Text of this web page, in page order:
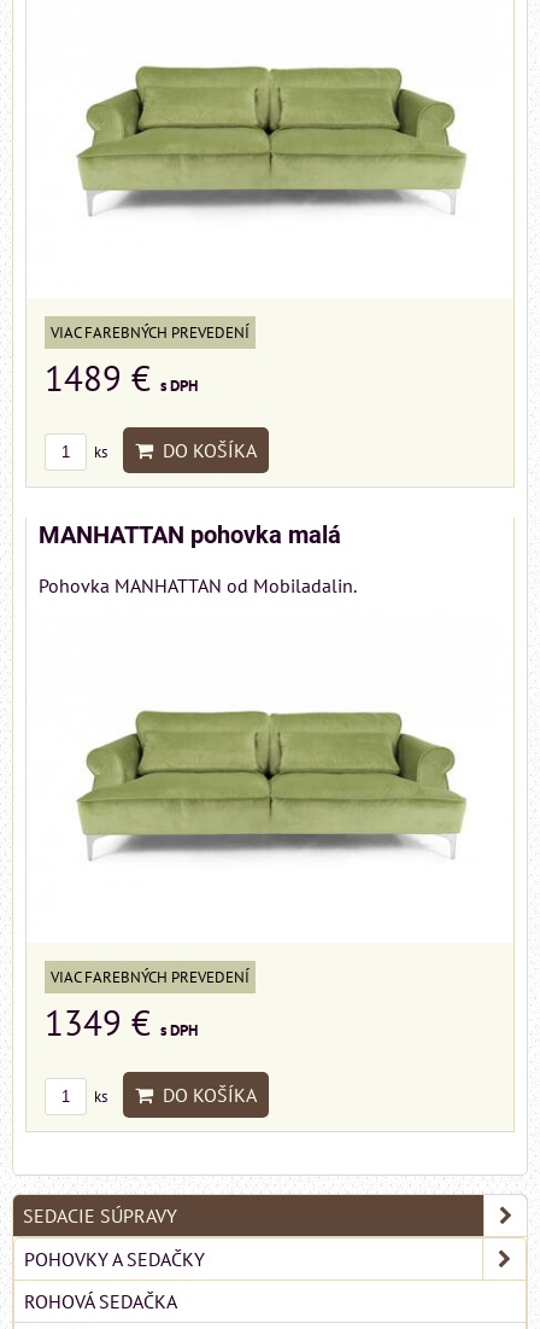
VIAC FAREBNÝCH PREVEDENÍ
1489 € s DPH
ks DO KOŠÍKA
MANHATTAN pohovka malá
Pohovka MANHATTAN od Mobiladalin.
VIAC FAREBNÝCH PREVEDENÍ
1349 € s DPH
ks DO KOŠÍKA
SEDACIE SÚPRAVY
POHOVKY A SEDAČKY
ROHOVÁ SEDAČKA